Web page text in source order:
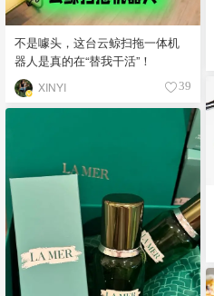
不是噱头，这台云鲸扫拖一体机
器人是真的在“替我干活”！
XINYI 39